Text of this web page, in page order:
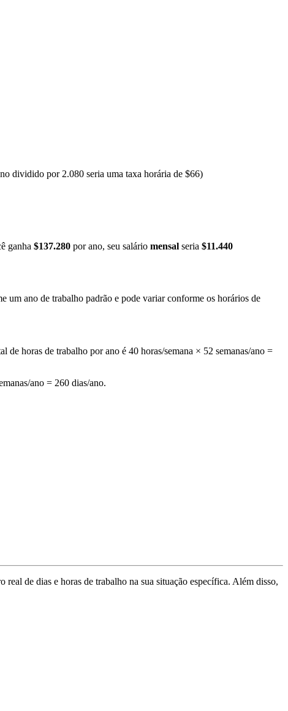
dividido por 2.080 seria uma taxa horária de $66)
ganha $137.280 por ano, seu salário mensal seria $11.440
um ano de trabalho padrão e pode variar conforme os horários de
de horas de trabalho por ano é 40 horas/semana × 52 semanas/ano =
ano = 260 dias/ano.
de dias e horas de trabalho na sua situação específica. Além disso,